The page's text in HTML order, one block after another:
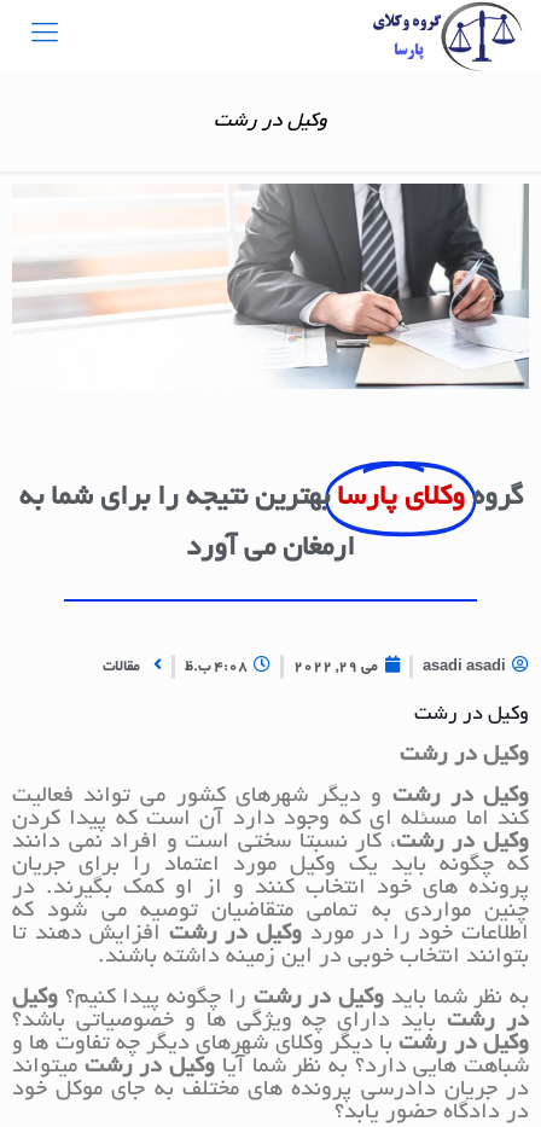
وکیل در رشت
گروه وکلای پارسا بهترین نتیجه را برای شما به
ارمغان می آورد
asadi asadi می 29, 2022 4:08 ب.ظ مقالات
وکیل در رشت
وکیل در رشت
وکیل در رشت و دیگر شهرهای کشور می تواند فعالیت
کند اما مسئله ای که وجود دارد آن است که پیدا کردن
وکیل در رشت، کار نسبتا سختی است و افراد نمی دانند
که چگونه باید یک وکیل مورد اعتماد را برای جریان
پرونده های خود انتخاب کنند و از او کمک بگیرند. در
چنین مواردی به تمامی متقاضیان توصیه می شود که
اطلاعات خود را در مورد وکیل در رشت افزایش دهند تا
بتوانند انتخاب خوبی در این زمینه داشته باشند.
به نظر شما باید وکیل در رشت را چگونه پیدا کنیم؟ وکیل
در رشتباید دارای چه ویژگی ها و خصوصیاتی باشد؟
وکیل در رشتبا دیگر وکلای شهرهای دیگر چه تفاوت ها و
شباهت هایی دارد؟ به نظر شما آیا وکیل در رشت میتواند
در جریان دادرسی پرونده های مختلف به جای موکل خود
در دادگاه حضور یابد؟